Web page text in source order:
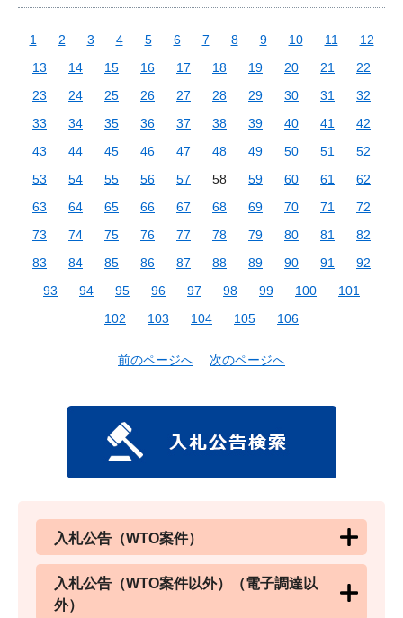
1 2 3 4 5 6 7 8 9 10 11
12
13
14 15 16 17 18 19 20 21
22
23
24 25 26 27 28 29 30 31
32
33
34 35 36 37 38 39 40 41
42
43
44 45 46 47 48 49 50 51
52
53
54 55 56 57 58 59 60 61
62
63
64 65 66 67 68 69 70 71
72
73
74 75 76 77 78 79 80 81
82
83
84 85 86 87 88 89 90 91
92
93
94 95 96 97 98 99 100
101
102
103 104 105 106
前のページへ 次のページへ
入札公告（WTO案件）
入札公告（WTO案件以外）（電子調達以
外）